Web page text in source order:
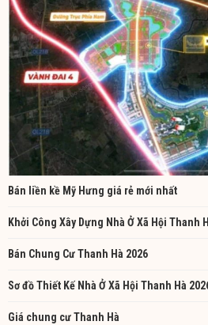
Bán liền kề Mỹ Hưng giá rẻ mới nhất
Khởi Công Xây Dựng Nhà Ở Xã Hội Thanh
Bán Chung Cư Thanh Hà 2026
Sơ đồ Thiết Kế Nhà Ở Xã Hội Thanh Hà
Giá chung cư Thanh Hà